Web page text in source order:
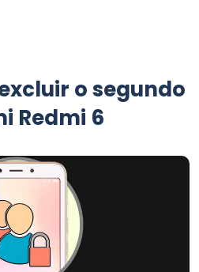
o segundo
Redmi 6